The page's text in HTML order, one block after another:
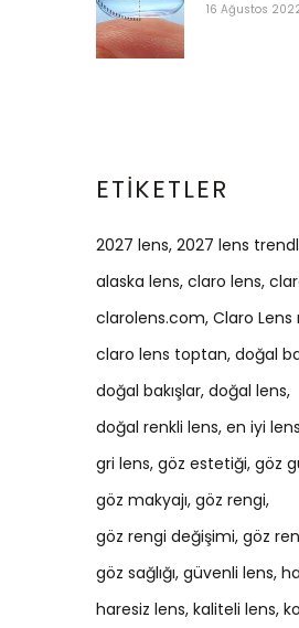
16 Ağustos
ETIKETLER
2027 lens 2027 lens
alaska lens claro lens
clarolens.com Claro Lens
claro lens toptan doğal
doğal bakışlar doğal lens
doğal renkli lens en iyi lens
gri lens göz estetiği göz
göz makyajı göz rengi
göz rengi değişimi göz
göz sağlığı güvenli lens
haresiz lens kaliteli lens